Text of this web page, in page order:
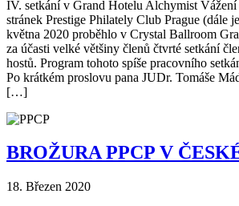
IV. setkání v Grand Hotelu Alchymist
stránek Prestige Philately Club Prague (dále
května 2020 proběhlo v Crystal Ballroom
za účasti velké většiny členů čtvrté setkání
hostů. Program tohoto spíše pracovního
Po krátkém proslovu pana JUDr. Tomáše
[…]
BROŽURA PPCP V
18. Březen 2020